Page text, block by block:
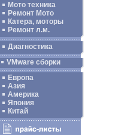
Мото техника
Ремонт Мото
Катера, моторы
Ремонт л.м.
Диагностика
VMware сборки
Европа
Азия
Америка
Япония
Китай